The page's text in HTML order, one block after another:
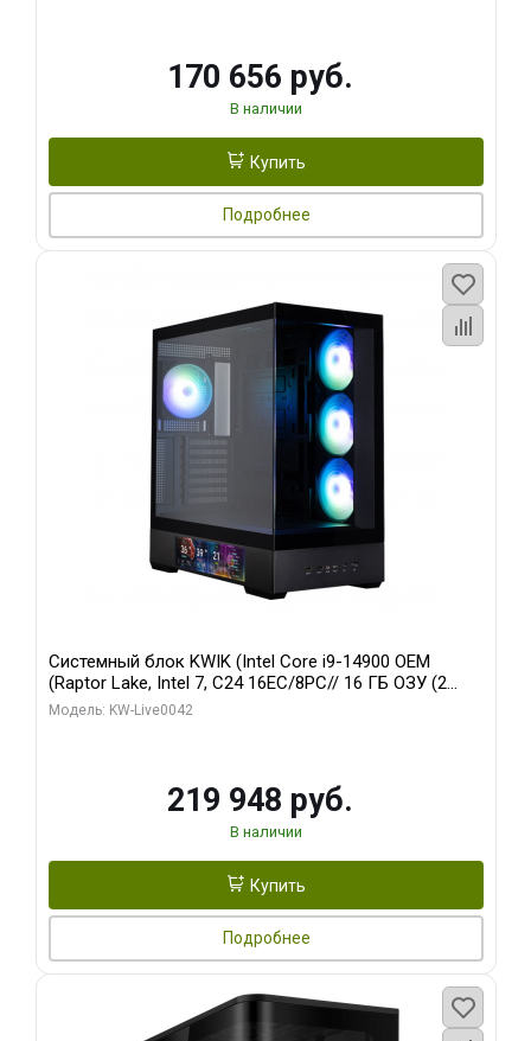
170 656 руб.
В наличии
Купить
Подробнее
Системный блок KWIK (Intel Core i9-14900 OEM
(Raptor Lake, Intel 7, C24 16EC/8PC// 16 ГБ ОЗУ (2
модуля)/ Gigabyte RTX5070Ti EAGLE OC ICE SFF 16GB
Модель: KW-Live0042
219 948 руб.
В наличии
Купить
Подробнее